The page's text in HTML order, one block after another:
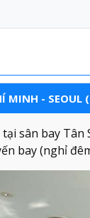
MINH - SEOUL
sân bay
bay (nghỉ